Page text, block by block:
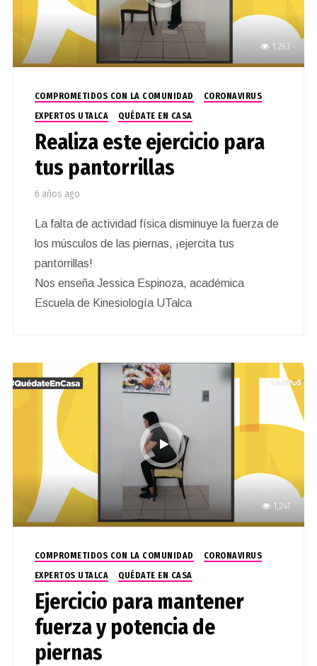
1,283
COMPROMETIDOS CON LA COMUNIDAD
CORONAVIRUS
EXPERTOS UTALCA
QUÉDATE EN CASA
Realiza este ejercicio para
tus pantorrillas
6 años ago
La falta de actividad física disminuye la fuerza de
los músculos de las piernas, ¡ejercita tus
pantorrillas!
Nos enseña Jessica Espinoza, académica
Escuela de Kinesiología UTalca
1,241
COMPROMETIDOS CON LA COMUNIDAD
CORONAVIRUS
EXPERTOS UTALCA
QUÉDATE EN CASA
Ejercicio para mantener
fuerza y potencia de
piernas